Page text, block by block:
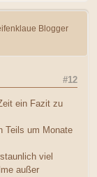
Blogger
#12
ein Fazit zu
Teils um Monate
viel
außer